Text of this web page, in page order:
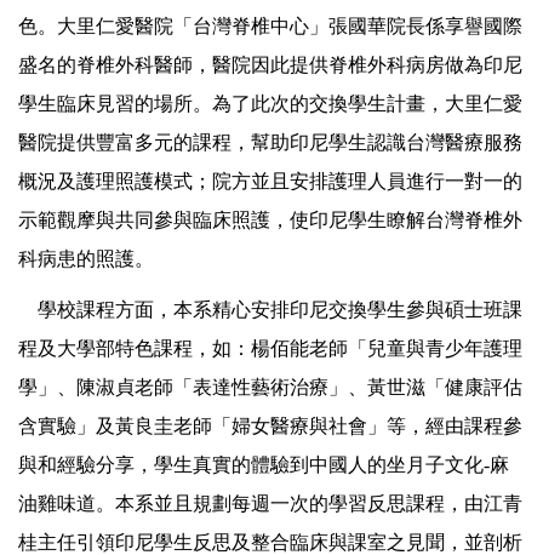
色。大里仁愛醫院「台灣脊椎中心」張國華院長係享譽國際
盛名的脊椎外科醫師，醫院因此提供脊椎外科病房做為印尼
學生臨床見習的場所。為了此次的交換學生計畫，大里仁愛
醫院提供豐富多元的課程，幫助印尼學生認識台灣醫療服務
概況及護理照護模式；院方並且安排護理人員進行一對一的
示範觀摩與共同參與臨床照護，使印尼學生瞭解台灣脊椎外
科病患的照護。
學校課程方面，本系精心安排印尼交換學生參與碩士班課
程及大學部特色課程，如：楊佰能老師「兒童與青少年護理
學」、陳淑貞老師「表達性藝術治療」、黃世滋「健康評估
含實驗」及黃良圭老師「婦女醫療與社會」等，經由課程參
與和經驗分享，學生真實的體驗到中國人的坐月子文化-麻
油雞味道。本系並且規劃每週一次的學習反思課程，由江青
桂主任引領印尼學生反思及整合臨床與課室之見聞，並剖析